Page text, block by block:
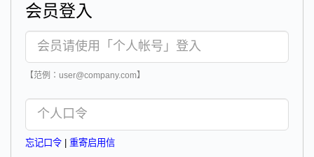
会员登入
【范例：user@company.com】
忘记口令 重寄启用信